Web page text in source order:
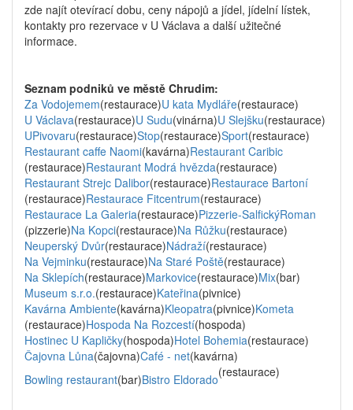
zde najít otevírací dobu, ceny nápojů a jídel, jídelní lístek,
kontakty pro rezervace v U Václava a další užitečné
informace.
Seznam podniků ve městě Chrudim:
Za Vodojemem(restaurace)U kata Mydláře(restaurace)
U Václava(restaurace)U Sudu(vinárna)U Slejšku(restaurace)
UPivovaru(restaurace)Stop(restaurace)Sport(restaurace)
Restaurant caffe Naomi(kavárna)Restaurant Caribic
(restaurace)Restaurant Modrá hvězda(restaurace)
Restaurant Strejc Dalibor(restaurace)Restaurace Bartoní
(restaurace)Restaurace Fitcentrum(restaurace)
Restaurace La Galeria(restaurace)Pizzerie-SalfickýRoman
(pizzerie)Na Kopci(restaurace)Na Růžku(restaurace)
Neuperský Dvůr(restaurace)Nádraží(restaurace)
Na Vejminku(restaurace)Na Staré Poště(restaurace)
Na Sklepích(restaurace)Markovice(restaurace)Mix(bar)
Museum s.r.o.(restaurace)Kateřina(pivnice)
Kavárna Ambiente(kavárna)Kleopatra(pivnice)Kometa
(restaurace)Hospoda Na Rozcestí(hospoda)
Hostinec U Kapličky(hospoda)Hotel Bohemia(restaurace)
Čajovna Lůna(čajovna)Café - net(kavárna)
Bowling restaurant(bar)Bistro Eldorado(restaurace)